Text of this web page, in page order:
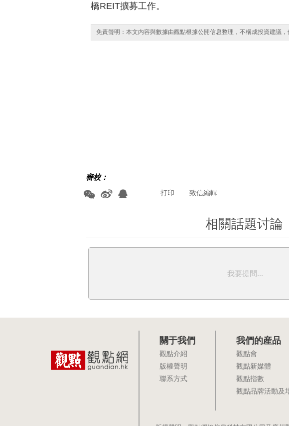
橋REIT擴募工作。
免責聲明：本文内容與數據由觀點根據公開信息整理，不構成投資建議，
審校：
致信編輯
打印
相關話題讨論
我要提問...
關于我們
觀點介紹
版權聲明
聯系方式
我們的産品
觀點會
觀點新媒體
觀點指數
觀點品牌活動及